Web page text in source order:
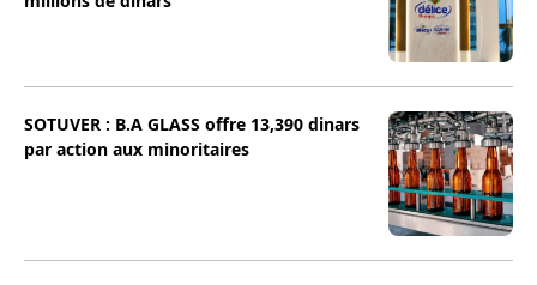
SOTUVER : B.A GLASS offre 13,390 dinars
par action aux minoritaires